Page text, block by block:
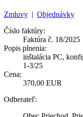
Zmluvy | Objednávky
Číslo faktúry:
Faktúra č. 18/2025
Popis plnenia:
inštalácia PC,
1-3/25
Cena:
370,00 EUR
Odberateľ: